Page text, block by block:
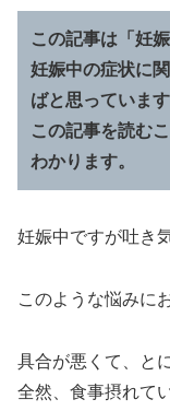
この記事は「妊
妊娠中の症状に
ばと思っています
この記事を読む
わかります。
妊娠中ですが吐き
このような悩みに
具合が悪くて、と
全然、食事摂れて